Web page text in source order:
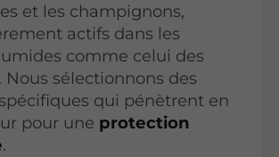
et les champignons,
actifs dans les
comme celui des
Nous sélectionnons des
qui pénètrent en
pour une protection
.